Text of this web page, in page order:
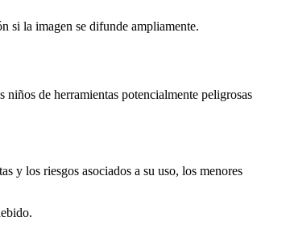
si la imagen se difunde ampliamente.
niños de herramientas potencialmente peligrosas
y los riesgos asociados a su uso, los menores